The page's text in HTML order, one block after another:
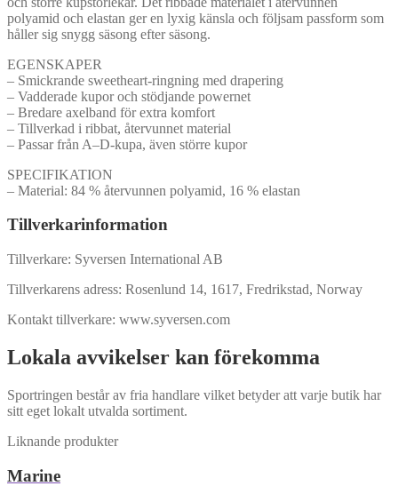
polyamid och elastan ger en lyxig känsla och följsam passform som
håller sig snygg säsong efter säsong.
EGENSKAPER
– Smickrande sweetheart-ringning med drapering
– Vadderade kupor och stödjande powernet
– Bredare axelband för extra komfort
– Tillverkad i ribbat, återvunnet material
– Passar från A–D-kupa, även större kupor
SPECIFIKATION
– Material: 84 % återvunnen polyamid, 16 % elastan
Tillverkarinformation
Tillverkare: Syversen International AB
Tillverkarens adress: Rosenlund 14, 1617, Fredrikstad, Norway
Kontakt tillverkare: www.syversen.com
Lokala avvikelser kan förekomma
Sportringen består av fria handlare vilket betyder att varje butik har
sitt eget lokalt utvalda sortiment.
Liknande produkter
Marine